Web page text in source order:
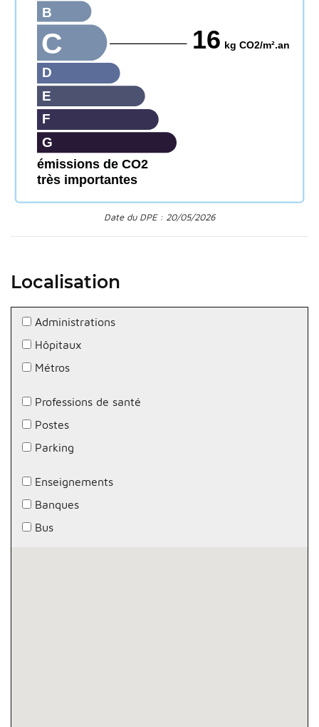
émissions de CO2
très importantes
G
F
E
D
C 16 kg CO2/m².an
B
Date du DPE : 20/05/2026
Localisation
Administrations
Hôpitaux
Métros
Professions de santé
Postes
Parking
Enseignements
Banques
Bus